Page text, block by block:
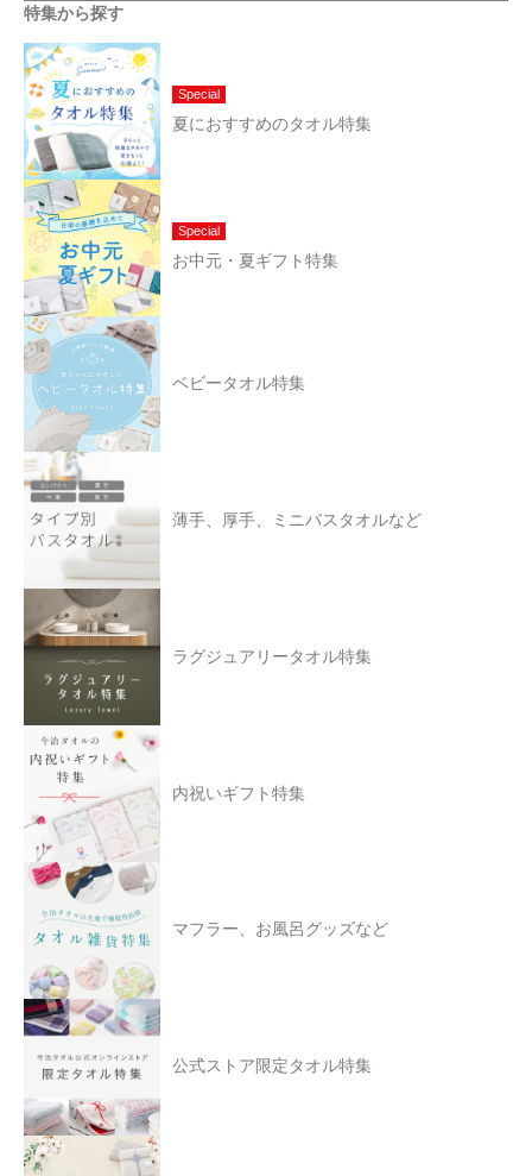
特集から探す
Special
夏におすすめのタオル特集
Special
お中元・夏ギフト特集
ベビータオル特集
薄手、厚手、ミニバスタオルなど
ラグジュアリータオル特集
内祝いギフト特集
マフラー、お風呂グッズなど
公式ストア限定タオル特集